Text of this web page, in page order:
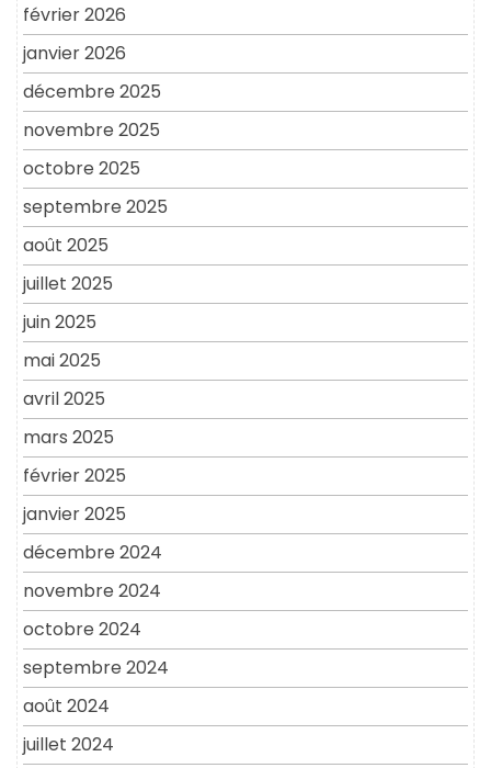
février 2026
janvier 2026
décembre 2025
novembre 2025
octobre 2025
septembre 2025
août 2025
juillet 2025
juin 2025
mai 2025
avril 2025
mars 2025
février 2025
janvier 2025
décembre 2024
novembre 2024
octobre 2024
septembre 2024
août 2024
juillet 2024